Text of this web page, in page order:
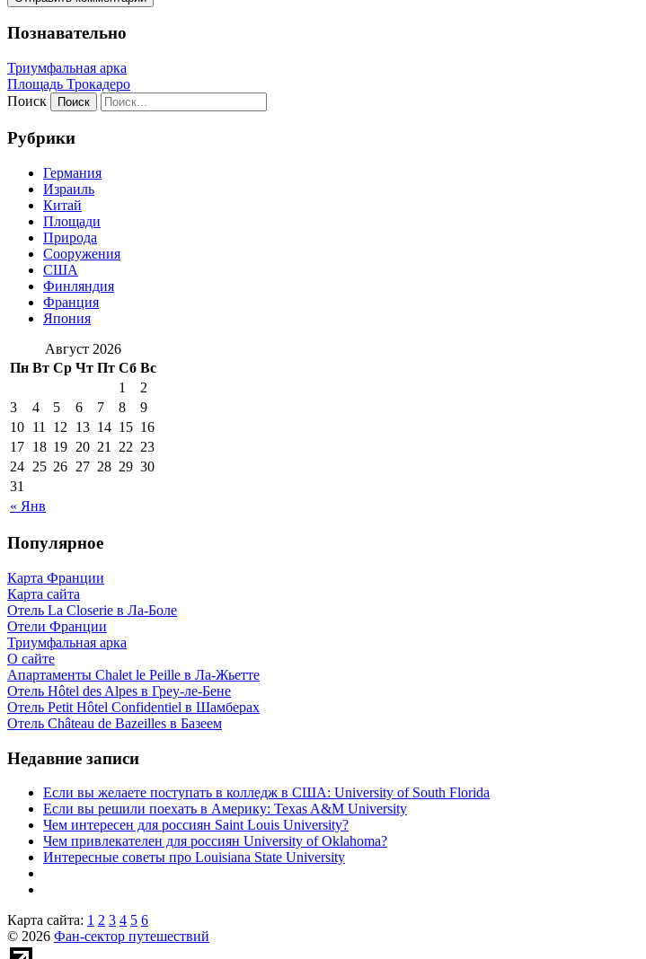
Познавательно
Триумфальная арка
Площадь Трокадеро
Поиск
Рубрики
Германия
Израиль
Китай
Площади
Природа
Сооружения
США
Финляндия
Франция
Япония
Август 2026
Пн Вт Ср Чт Пт Сб Вс
« Янв
1
2
3
4 5 6 7 8
9
10 11 12 13 14 15 16
17 18 19 20 21 22 23
24 25 26 27 28 29 30
31
Популярное
Карта Франции
Карта сайта
Отель La Closerie в Ла-Боле
Отели Франции
Триумфальная арка
О сайте
Апартаменты Chalet le Peille в Ла-Жьетте
Отель Hôtel des Alpes в Греу-ле-Бене
Отель Petit Hôtel Confidentiel в Шамберах
Отель Château de Bazeilles в Базеем
Недавние записи
Если вы желаете поступать в колледж в США: University of South Florida
Если вы решили поехать в Америку: Texas A&M University
Чем интересен для россиян Saint Louis University?
Чем привлекателен для россиян University of Oklahoma?
Интересные советы про Louisiana State University
Карта сайта: 1 2 3 4 5 6
© 2026 Фан-сектор путешествий